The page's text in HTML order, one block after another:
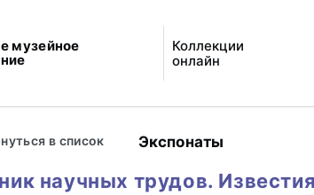
музейное
Коллекции
онлайн
в список Экспонаты
научных трудов. Известия